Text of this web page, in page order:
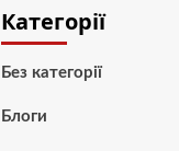
Категорії
Без категорії
Блоги